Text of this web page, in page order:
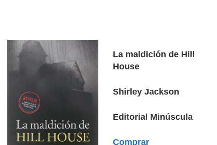
La maldición de Hill
House
Shirley Jackson
Editorial Minúscula
Comprar